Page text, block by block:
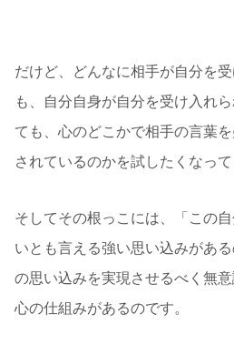
だけど、どんなに相手が自分を
も、自分自身が自分を受け入れ
ても、心のどこかで相手の言葉
されているのかを試したくなって
そしてその根っこには、「この
いとも言える強い思い込みがあ
の思い込みを実現させるべく無
心の仕組みがあるのです。